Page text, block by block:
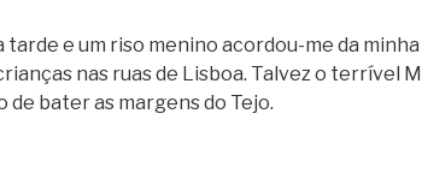
tarde e um riso menino acordou-me da minha
nas ruas de Lis­boa. Tal­vez o ter­rí­vel
de bater as mar­gens do Tejo.